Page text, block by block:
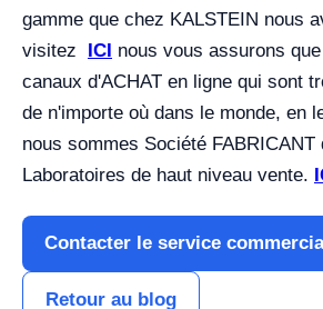
gamme que chez KALSTEIN nous
visitez ICI nous vous assurons
canaux d'ACHAT en ligne qui sont
de n'importe où dans le monde, en
nous sommes Société FABRICANT
Laboratoires de haut niveau vente.
Contacter le service
Retour au blog